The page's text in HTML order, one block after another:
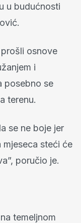
u budućnosti
osnove
i
posebno se
terenu.
se ne boje jer
steći će
poručio je.
temeljnom